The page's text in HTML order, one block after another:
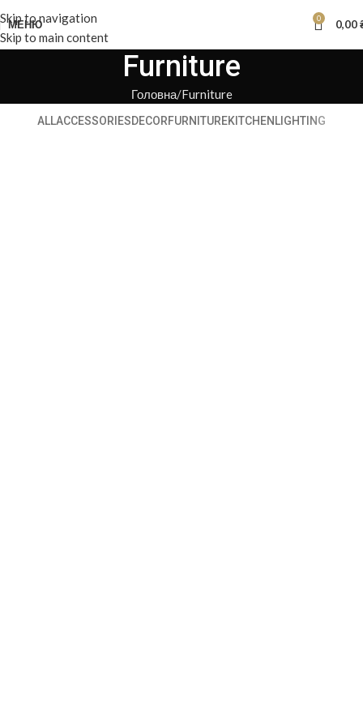
Skip to navigation
Skip to main content
МЕНЮ 0 0,00
Furniture
Головна Furniture
ALLACCESSORIESDECORFURNITUREKITCHEN LIGHTING